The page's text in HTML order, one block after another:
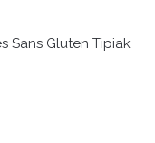
Sans Gluten Tipiak